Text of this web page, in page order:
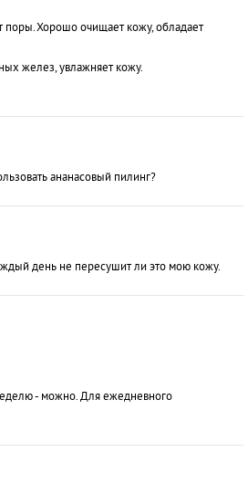
поры.Хорошо очищает кожу, обладает
желез, увлажняет кожу.
ананасовый пилинг?
день не пересушит ли это мою кожу.
- можно. Для ежедневного